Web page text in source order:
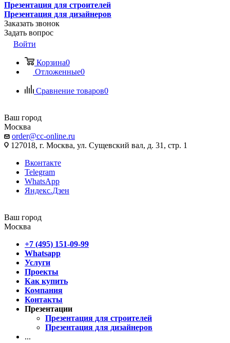
Презентация для строителей
Презентация для дизайнеров
Заказать звонок
Задать вопрос
Войти
Корзина0
Отложенные0
Сравнение товаров0
Ваш город
Москва
order@cc-online.ru
127018, г. Москва, ул. Сущевский вал, д. 31, стр. 1
Вконтакте
Telegram
WhatsApp
Яндекс.Дзен
Ваш город
Москва
+7 (495) 151-09-99
Whatsapp
Услуги
Проекты
Как купить
Компания
Контакты
Презентации
Презентация для строителей
Презентация для дизайнеров
...